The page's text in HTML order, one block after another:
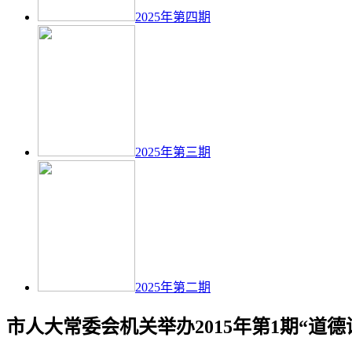
2025年第四期
2025年第三期
2025年第二期
市人大常委会机关举办2015年第1期“道德